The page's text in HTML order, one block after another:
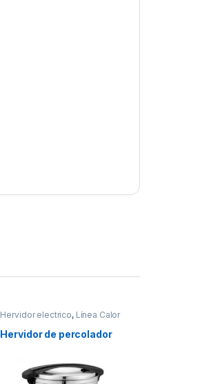
Hervidor electrico, Línea Calor
Hervidor de percolador